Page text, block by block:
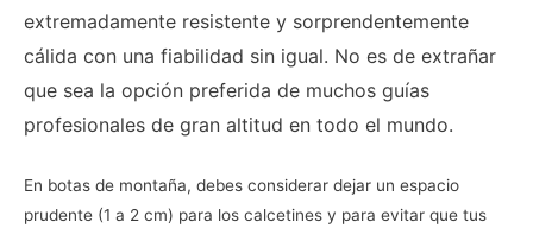
extremadamente resistente y sorprendentemente
cálida con una fiabilidad sin igual. No es de extrañar
que sea la opción preferida de muchos guías
profesionales de gran altitud en todo el mundo.
En botas de montaña, debes considerar dejar un espacio
prudente (1 a 2 cm) para los calcetines y para evitar que tus